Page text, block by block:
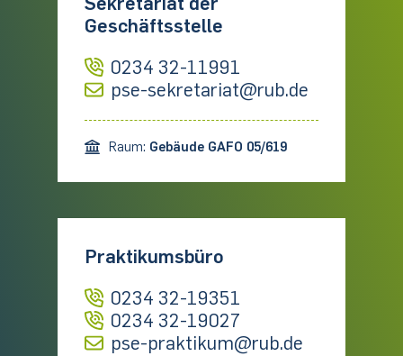
Geschäftsstelle
0234 32-11991
pse-sekretariat@rub.de
Raum: Gebäude GAFO 05/619
Praktikumsbüro
0234 32-19351
0234 32-19027
pse-praktikum@rub.de